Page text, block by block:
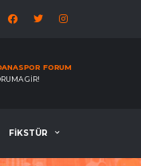
FORUM
GIR!
FİKSTÜR